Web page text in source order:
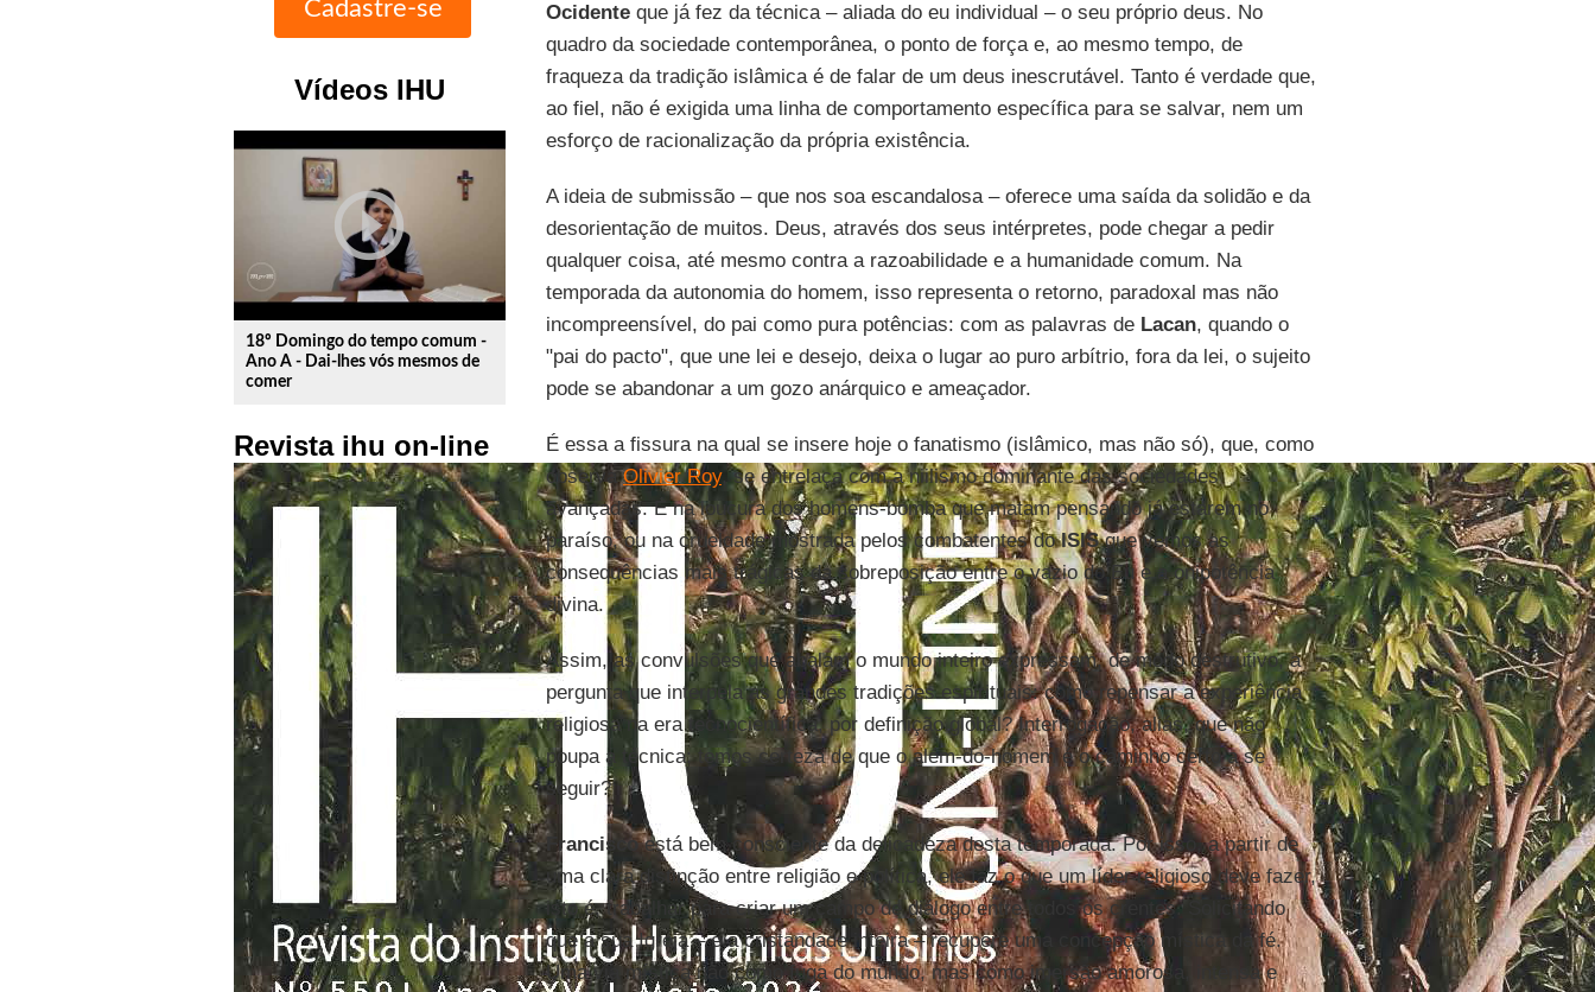
Vídeos IHU
play_circle_outline
18º Domingo do tempo comum -
Ano A - Dai-lhes vós mesmos de
comer
Revista ihu on-line
Ocidenteque já fez da técnica – aliada do eu individual – o seu próprio deus. No
quadro da sociedade contemporânea, o ponto de força e, ao mesmo tempo, de
fraqueza da tradição islâmica é de falar de um deus inescrutável. Tanto é verdade que,
ao fiel, não é exigida uma linha de comportamento específica para se salvar, nem um
esforço de racionalização da própria existência.
A ideia de submissão – que nos soa escandalosa – oferece uma saída da solidão e da
desorientação de muitos. Deus, através dos seus intérpretes, pode chegar a pedir
qualquer coisa, até mesmo contra a razoabilidade e a humanidade comum. Na
temporada da autonomia do homem, isso representa o retorno, paradoxal mas não
incompreensível, do pai como pura potências: com as palavras de Lacan, quando o
"pai do pacto", que une lei e desejo, deixa o lugar ao puro arbítrio, fora da lei, o sujeito
pode se abandonar a um gozo anárquico e ameaçador.
É essa a fissura na qual se insere hoje o fanatismo (islâmico, mas não só), que, como
observaOlivier Roy, se entrelaça com a niilismo dominante das sociedades
avançadas. É na loucura dos homens-bomba que matam pensando já estarem no
paraíso, ou na crueldade mostrada pelos combatentes doISISque vemos as
consequências mais trágicas da sobreposição entre o vazio do Eu e a onipotência
divina.
Assim, as convulsões que abalam o mundo inteiro expressam, de modo destrutivo, a
pergunta que interpela as grandes tradições espirituais: como repensar a experiência
religiosa na era tecnocientífica, por definição global? Interrogação, aliás, que não
poupa a técnica: temos certeza de que o além-do-homem é o caminho certo a se
seguir?
Franciscoestá bem consciente da delicadeza desta temporada. Por isso, a partir de
uma clara distinção entre religião e política, ele faz o que um líder religioso deve fazer,
isto é, trabalhar para criar um campo de diálogo entre todos os crentes. Solicitando
que a sua Igreja – e a cristandade inteira – recupere uma concepção mística da fé.
Uma via mística não como fuga do mundo, mas como imersão amorosa, intensa e